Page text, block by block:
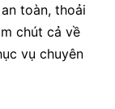
toàn, thoải
chút cả về
vụ chuyên